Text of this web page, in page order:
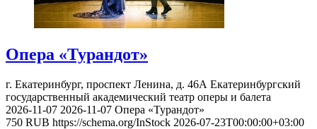
Опера «Турандот»
г. Екатеринбург, проспект Ленина, д. 46А Екатеринбургский
государственный академический театр оперы и балета
2026-11-07 2026-11-07 Опера «Турандот»
750 RUB https://schema.org/InStock 2026-07-23T00:00:00+03:00